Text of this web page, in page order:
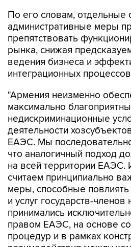
По его словам, отдельные
административные меры
препятствовать
рынка, снижая
ведения бизнеса и
интеграционных
"Армения неизменно
максимально
недискриминационные
деятельности
ЕАЭС. Мы
что аналогичный подход
на всей территории ЕАЭС.
считаем принципиально
меры, способные повлиять
и услуг государств-
принимались
правом ЕАЭС, на основе
процедур и в рамках